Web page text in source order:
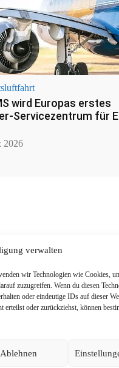
verwalten
wir Technologien wie Cookies,
zuzugreifen. Wenn du diesen
oder eindeutige IDs auf dieser
erteilst oder zurückziehst, können
Ablehnen
wird Europas erstes
Servicezentrum für
2026